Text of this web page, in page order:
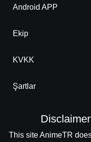
Android APP
Ekip
KVKK
Şartlar
This site AnimeTR